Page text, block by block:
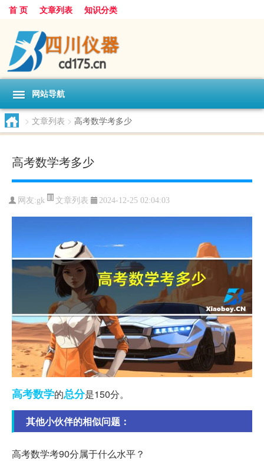
首 页 文章列表 知识分类
网站导航
> 文章列表 > 高考数学考多少
高考数学考多少
网友:gk 文章列表 2024-12-25 02:04:03
高考数学的总分是150分。
其他小伙伴的相似问题：
高考数学考90分属于什么水平？